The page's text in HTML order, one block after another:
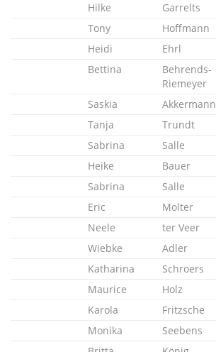
Hilke
Garrelts
Tony
Hoffmann
Heidi
Ehrl
Bettina
Behrends-
Riemeyer
Saskia Akkermann
Tanja
Trundt
Sabrina
Salle
Heike
Bauer
Sabrina
Salle
Eric
Molter
Neele
ter Veer
Wiebke
Adler
Katharina
Schroers
Maurice
Holz
Karola
Fritzsche
Monika
Seebens